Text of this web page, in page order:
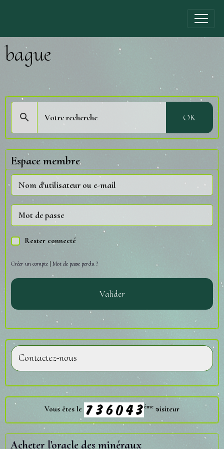
bague
OK
Espace membre
Rester connecté
Créer un compte | Mot de passe perdu ?
Valider
Contactez-nous
Vous êtes le ème visiteur
Acheter l'oracle des minéraux